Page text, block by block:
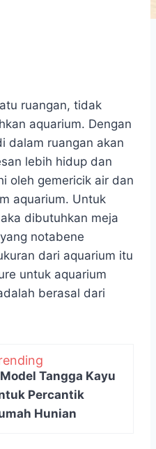
ruangan, tidak
aquarium. Dengan
dalam ruangan akan
lebih hidup dan
oleh gemericik air dan
aquarium. Untuk
dibutuhkan meja
notabene
dari aquarium itu
untuk aquarium
berasal dari
Tangga Kayu
Percantik
Hunian